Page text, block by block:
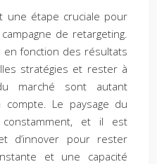
une étape cruciale pour
de retargeting.
fonction des résultats
stratégies et rester à
marché sont autant
Le paysage du
constamment, et il est
d’innover pour rester
et une capacité